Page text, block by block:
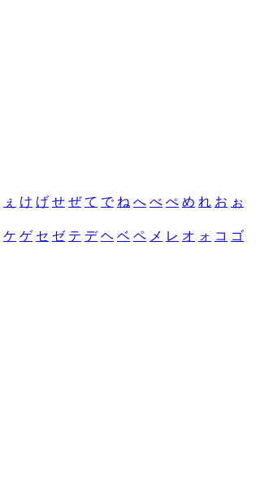
ぇ け げ せ ぜ て で ね へ べ ぺ め れ お ぉ
ケ ゲ セ ゼ テ デ ヘ ベ ペ メ レ オ ォ コ ゴ